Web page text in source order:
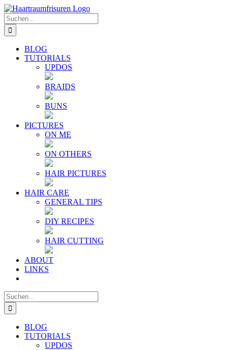
Zum
Inhalt
springen
E-
Mail
YouTube
Instagram
Facebook
Twitter
Suche
nach:
BLOG
TUTORIALS
UPDOS
BRAIDS
BUNS
PICTURES
ON ME
ON OTHERS
HAIR PICTURES
HAIR CARE
GENERAL TIPS
DIY RECIPES
HAIR CUTTING
ABOUT
LINKS
Suche
nach:
BLOG
TUTORIALS
UPDOS